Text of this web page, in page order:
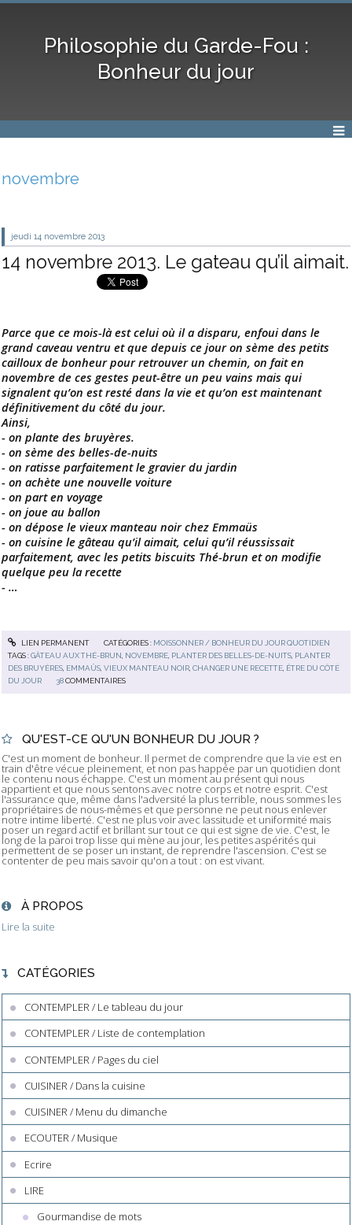
Philosophie du Garde-Fou :
Bonheur du jour
novembre
jeudi 14 novembre 2013
14 novembre 2013. Le gateau qu’il aimait.
Parce que ce mois-là est celui où il a disparu, enfoui dans le
grand caveau ventru et que depuis ce jour on sème des petits
cailloux de bonheur pour retrouver un chemin, on fait en
novembre de ces gestes peut-être un peu vains mais qui
signalent qu’on est resté dans la vie et qu’on est maintenant
définitivement du côté du jour.
Ainsi,
- on plante des bruyères.
- on sème des belles-de-nuits
- on ratisse parfaitement le gravier du jardin
- on achète une nouvelle voiture
- on part en voyage
- on joue au ballon
- on dépose le vieux manteau noir chez Emmaüs
- on cuisine le gâteau qu’il aimait, celui qu’il réussissait
parfaitement, avec les petits biscuits Thé-brun et on modifie
quelque peu la recette
- …
LIEN PERMANENT CATÉGORIES : MOISSONNER / BONHEUR DU JOUR QUOTIDIEN
TAGS :GÂTEAU AUX THÉ-BRUN NOVEMBRE PLANTER DES BELLES-DE-NUITS PLANTER
DES BRUYÈRES EMMAÜS ,VIEUX MANTEAU NOIR ,CHANGER UNE RECETTE ÊTRE DU CÔTÉ
DU JOUR
38 COMMENTAIRES
QU'EST-CE QU'UN BONHEUR DU JOUR ?
C'est un moment de bonheur. Il permet de comprendre que la vie est en
train d'être vécue pleinement, et non pas happée par un quotidien dont
le contenu nous échappe. C'est un moment au présent qui nous
appartient et que nous sentons avec notre corps et notre esprit. C'est
l'assurance que, même dans l'adversité la plus terrible, nous sommes les
propriétaires de nous-mêmes et que personne ne peut nous enlever
notre intime liberté. C'est ne plus voir avec lassitude et uniformité mais
poser un regard actif et brillant sur tout ce qui est signe de vie. C'est, le
long de la paroi trop lisse qui mène au jour, les petites aspérités qui
permettent de se poser un instant, de reprendre l'ascension. C'est se
contenter de peu mais savoir qu'on a tout : on est vivant.
À PROPOS
Lire la suite
CATÉGORIES
CONTEMPLER / Le tableau du jour
CONTEMPLER / Liste de contemplation
CONTEMPLER / Pages du ciel
CUISINER / Dans la cuisine
CUISINER / Menu du dimanche
ECOUTER / Musique
Ecrire
LIRE
Gourmandise de mots